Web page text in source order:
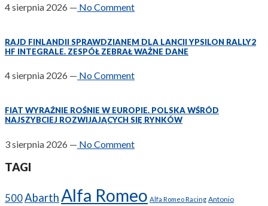
4 sierpnia 2026 — No Comment
RAJD FINLANDII SPRAWDZIANEM DLA LANCII YPSILON RALLY2
HF INTEGRALE. ZESPÓŁ ZEBRAŁ WAŻNE DANE
4 sierpnia 2026 — No Comment
FIAT WYRAŹNIE ROŚNIE W EUROPIE. POLSKA WŚRÓD
NAJSZYBCIEJ ROZWIJAJĄCYCH SIĘ RYNKÓW
3 sierpnia 2026 — No Comment
TAGI
500AbarthAlfa Romeo Alfa Romeo Racing Antonio